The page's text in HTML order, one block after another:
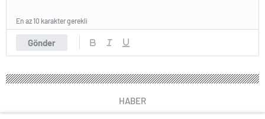
Gönder
En az 10 karakter gerekli
HABER